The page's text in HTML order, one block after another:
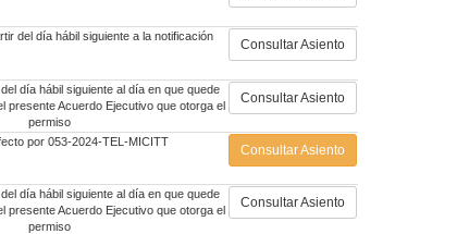
del día hábil siguiente a la notificación
Consultar Asiento
día hábil siguiente al día en que quede
presente Acuerdo Ejecutivo que otorga el
permiso
Consultar Asiento
por 053-2024-TEL-MICITT
Consultar Asiento
día hábil siguiente al día en que quede
presente Acuerdo Ejecutivo que otorga el
permiso
Consultar Asiento